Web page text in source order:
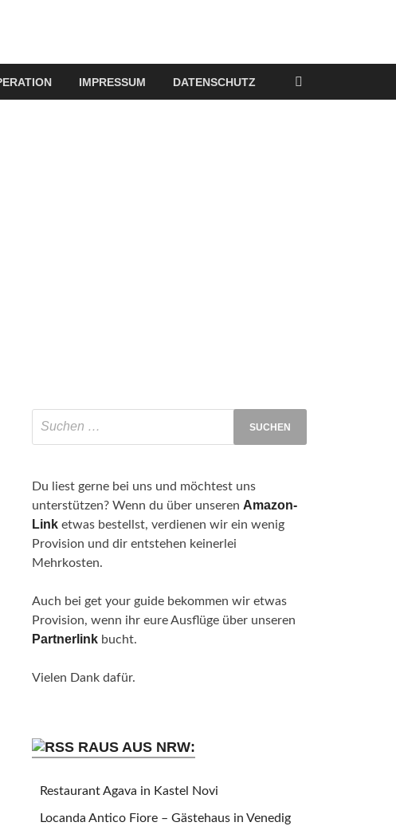
IMPRESSUM DATENSCHUTZ
Du liest gerne bei uns und möchtest uns
unterstützen? Wenn du über unseren Amazon-
Link etwas bestellst, verdienen wir ein wenig
Provision und dir entstehen keinerlei
Mehrkosten.
Auch bei get your guide bekommen wir etwas
Provision, wenn ihr eure Ausflüge über unseren
Partnerlink bucht.
Vielen Dank dafür.
RAUS AUS NRW:
Restaurant Agava in Kastel Novi
Locanda Antico Fiore – Gästehaus in Venedig